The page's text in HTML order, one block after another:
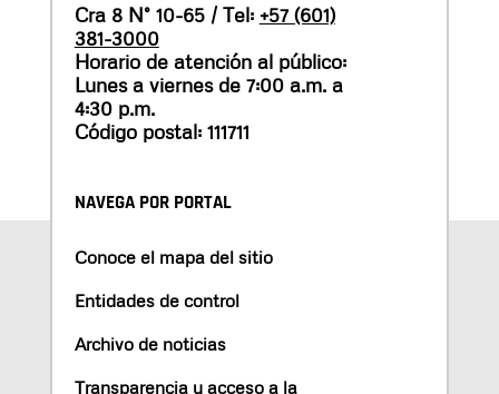
Cra 8 N° 10-65 / Tel: +57 (601)
381-3000
Horario de atención al público:
Lunes a viernes de 7:00 a.m. a
4:30 p.m.
Código postal: 111711
NAVEGA POR PORTAL
Conoce el mapa del sitio
Entidades de control
Archivo de noticias
Transparencia y acceso a la